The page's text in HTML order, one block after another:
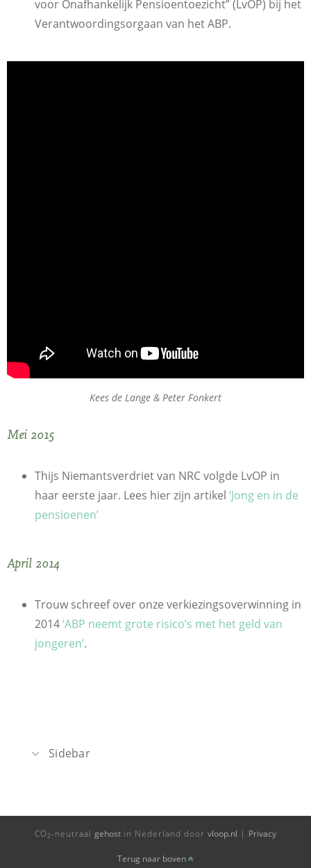
voor Onafhankelijk Pensioentoezicht” (LvOP) bij het
Verantwoordingsorgaan van het ABP.
Kees de Lange & Peter Fonkert
Mei 2015
Thijs Niemantsverdriet van NRC volgde LvOP in
haar eerste jaar. Lees hier zijn artikel ‘Jong en in de
pensioenen’
April 2014
Trouw schreef over onze verkiezingsoverwinning in
2014‘ABP neemt grote risico’s met het geld van
jongeren’.
Sidebar
Het nieuwe bestuursmodel van het ABP
LvOP vraagt ABP bestuur om opheldering over
CO2-neutraal gehost in Nederland door vloop.nl | Privacy
Terug naar boven